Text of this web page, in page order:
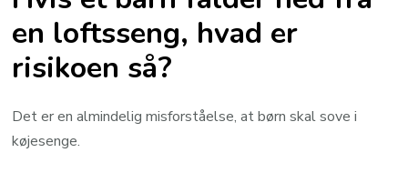
en loftsseng, hvad er
risikoen så?
Det er en almindelig misforståelse, at børn skal sove i
køjesenge.